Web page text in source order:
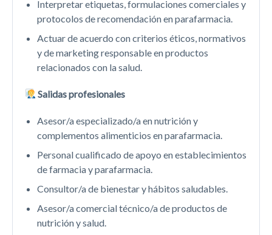
Interpretar etiquetas, formulaciones comerciales y
protocolos de recomendación en parafarmacia.
Actuar de acuerdo con criterios éticos, normativos
y de marketing responsable en productos
relacionados con la salud.
Salidas profesionales
Asesor/a especializado/a en nutrición y
complementos alimenticios en parafarmacia.
Personal cualificado de apoyo en establecimientos
de farmacia y parafarmacia.
Consultor/a de bienestar y hábitos saludables.
Asesor/a comercial técnico/a de productos de
nutrición y salud.